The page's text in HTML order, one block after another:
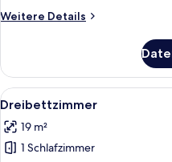
Weitere Details
Weitere
Alle
Fotos
für
Dreibettzimmer
4
Dreibettzimmer
19 m²
1 Schlafzimmer